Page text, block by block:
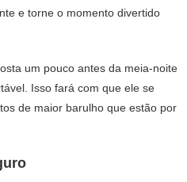
e torne o momento divertido
um pouco antes da meia-noite
Isso fará com que ele se
de maior barulho que estão por